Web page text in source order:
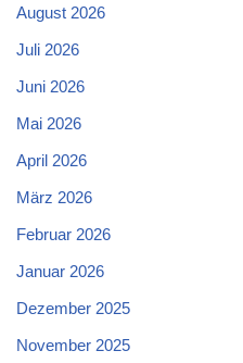
August 2026
Juli 2026
Juni 2026
Mai 2026
April 2026
März 2026
Februar 2026
Januar 2026
Dezember 2025
November 2025